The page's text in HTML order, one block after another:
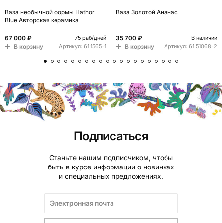
Ваза необычной формы Hathor
Blue Авторская керамика
67 000 ₽ 75 раб/дней
В корзину Артикул: 61.1565-1
Ваза Золотой Ананас
35 700 ₽ В наличии
В корзину Артикул: 61.51068-2
Подписаться
Станьте нашим подписчиком, чтобы
быть в курсе информации о новинках
и специальных предложениях.